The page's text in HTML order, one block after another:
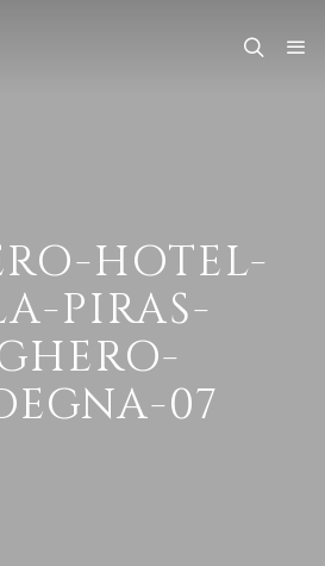
HOTEL-
PIRAS-
07